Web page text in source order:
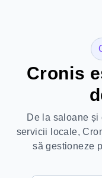
Cronis
De la saloane și
servicii locale,
să gestioneze